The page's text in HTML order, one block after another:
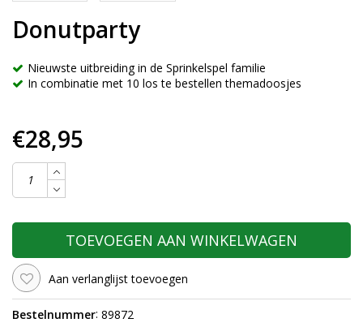
Donutparty
Nieuwste uitbreiding in de Sprinkelspel familie
In combinatie met 10 los te bestellen themadoosjes
€28,95
TOEVOEGEN AAN WINKELWAGEN
Aan verlanglijst toevoegen
Bestelnummer: 89872